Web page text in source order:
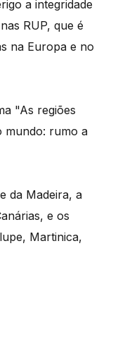
a integridade
RUP, que é
na Europa e no
"As regiões
mundo: rumo a
da Madeira, a
e os
Martinica,